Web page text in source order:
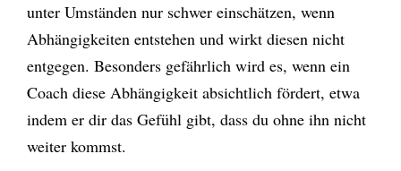
unter Umständen nur schwer einschätzen, wenn
Abhängigkeiten entstehen und wirkt diesen nicht
entgegen. Besonders gefährlich wird es, wenn ein
Coach diese Abhängigkeit absichtlich fördert, etwa
indem er dir das Gefühl gibt, dass du ohne ihn nicht
weiter kommst.